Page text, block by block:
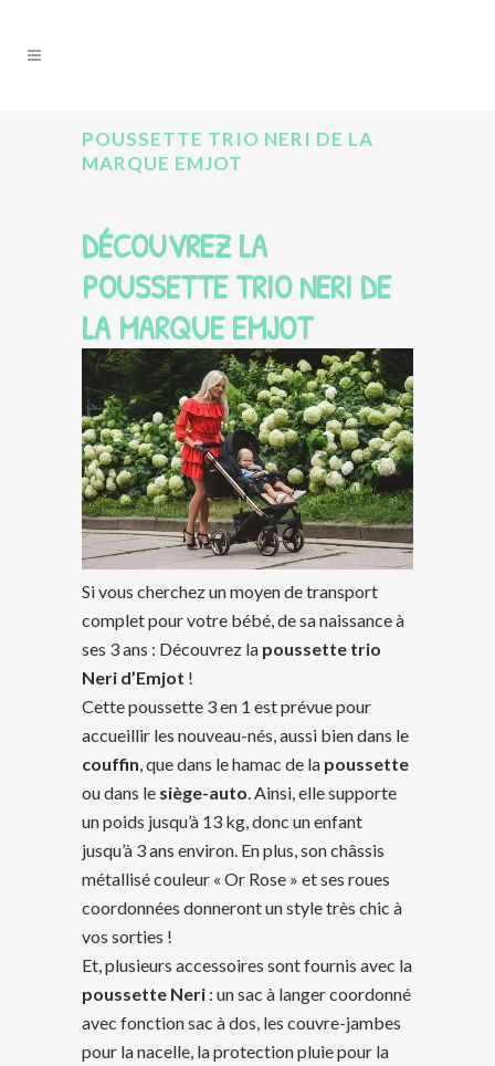
POUSSETTE TRIO NERI DE LA
MARQUE EMJOT
DÉCOUVREZ LA
POUSSETTE TRIO NERI DE
LA MARQUE EMJOT
Si vous cherchez un moyen de transport
complet pour votre bébé, de sa naissance à
ses 3 ans : Découvrez la poussette trio
Neri d’Emjot !
Cette poussette 3 en 1 est prévue pour
accueillir les nouveau-nés, aussi bien dans le
couffin, que dans le hamac de la poussette
ou dans le siège-auto. Ainsi, elle supporte
un poids jusqu’à 13 kg, donc un enfant
jusqu’à 3 ans environ. En plus, son châssis
métallisé couleur « Or Rose » et ses roues
coordonnées donneront un style très chic à
vos sorties !
Et, plusieurs accessoires sont fournis avec la
poussette Neri : un sac à langer coordonné
avec fonction sac à dos, les couvre-jambes
pour la nacelle, la protection pluie pour la